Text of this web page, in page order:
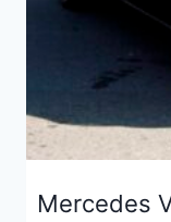
Mercedes